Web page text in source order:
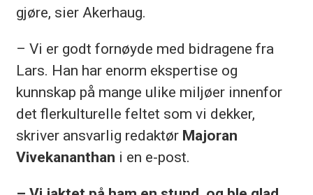
gjøre, sier Akerhaug.
– Vi er godt fornøyde med bidragene fra
Lars. Han har enorm ekspertise og
kunnskap på mange ulike miljøer innenfor
det flerkulturelle feltet som vi dekker,
skriver ansvarlig redaktør Majoran
Vivekananthan i en e-post.